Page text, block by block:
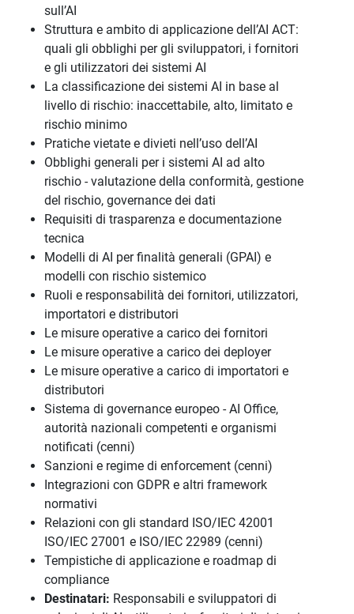
sull’AI
Struttura e ambito di applicazione dell’AI ACT:
quali gli obblighi per gli sviluppatori, i fornitori
e gli utilizzatori dei sistemi AI
La classificazione dei sistemi AI in base al
livello di rischio: inaccettabile, alto, limitato e
rischio minimo
Pratiche vietate e divieti nell’uso dell’AI
Obblighi generali per i sistemi AI ad alto
rischio - valutazione della conformità, gestione
del rischio, governance dei dati
Requisiti di trasparenza e documentazione
tecnica
Modelli di AI per finalità generali (GPAI) e
modelli con rischio sistemico
Ruoli e responsabilità dei fornitori, utilizzatori,
importatori e distributori
Le misure operative a carico dei fornitori
Le misure operative a carico dei deployer
Le misure operative a carico di importatori e
distributori
Sistema di governance europeo - AI Office,
autorità nazionali competenti e organismi
notificati (cenni)
Sanzioni e regime di enforcement (cenni)
Integrazioni con GDPR e altri framework
normativi
Relazioni con gli standard ISO/IEC 42001
ISO/IEC 27001 e ISO/IEC 22989 (cenni)
Tempistiche di applicazione e roadmap di
compliance
Destinatari: Responsabili e sviluppatori di